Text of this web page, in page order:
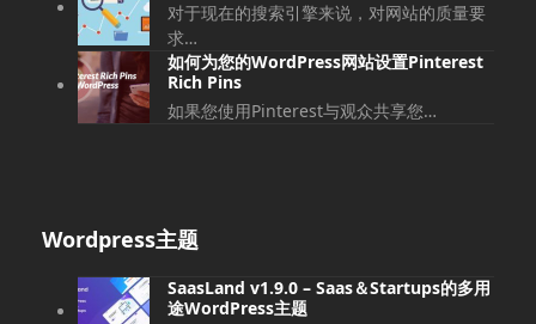
对于现在的搜索引擎来说，对网站的质量要
求…
如何为您的WordPress网站设置Pinterest
Rich Pins
如果您使用Pinterest与观众共享您…
Wordpress主题
SaasLand v1.9.0 – Saas＆Startups的多用
途WordPress主题